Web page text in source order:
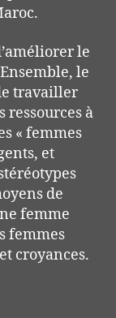
le
le
travailler
ressources à
« femmes
et
de
femme
femmes
croyances.